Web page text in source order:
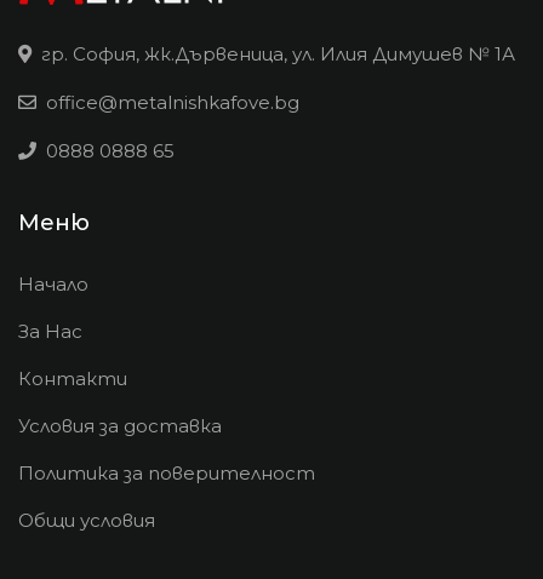
гр. София, жк.Дървеница, ул. Илия Димушев № 1А
office@metalnishkafove.bg
0888 0888 65
Меню
Начало
За Нас
Контакти
Условия за доставка
Политика за поверителност
Общи условия